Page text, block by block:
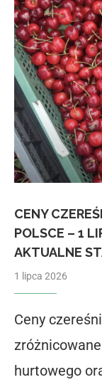
CENY
POLSCE – 1
AKTUALNE
1 lipca 2026
Ceny
hurtowego